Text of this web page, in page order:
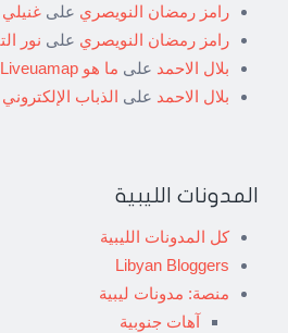
رامز رمضان النويصري على غنيلي
رامز رمضان النويصري على نور
بلال الاحمد على ما هو Liveuamap
بلال الاحمد على الذباب الإلكتروني
المدونات الليبية
كل المدونات الليبية
Libyan Bloggers
منصة: مدونات ليبية
آهات جنوبية